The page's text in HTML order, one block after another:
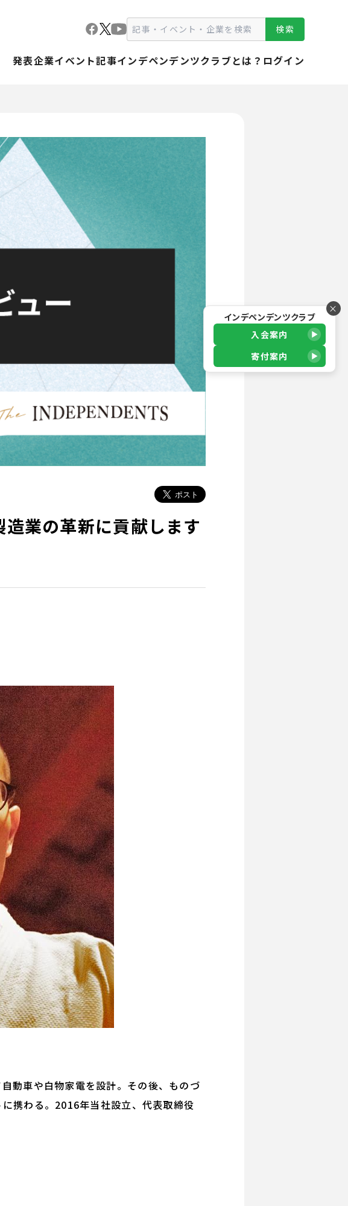
検索
発表企業イベント記事インデペンデンツクラブとは？ ログイン
業の革新に貢献します
動車や白物家電を設計。その後、ものづ
携わる。2016年当社設立、代表取締役
×
インデペンデンツクラブ
入会案内
寄付案内